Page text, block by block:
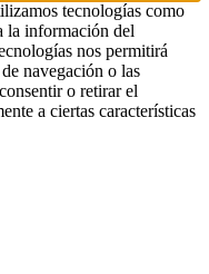
tecnologías como
la información del
nos permitirá
navegación o las
o retirar el
a ciertas características